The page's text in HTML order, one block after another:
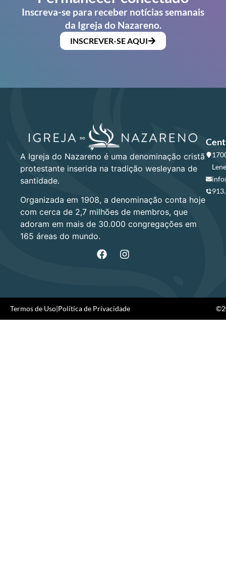
Inscreva-se para receber notícias semanais
da Igreja do Nazareno.
INSCREVER-SE AQUI
A Igreja do Nazareno é uma denominação cristã
protestante inserida na tradição wesleyana de
santidade.
Organizada em 1908, a denominação conta hoje
com cerca de 2,7 milhões de membros, que
adoram em mais de 30.000 congregações em
165 áreas do mundo.
Termos de Uso|Política de Privacidade